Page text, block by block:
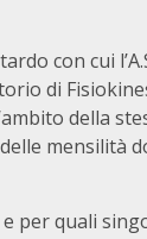
con cui
di
della
mensilità
per quali